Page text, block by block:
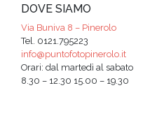
DOVE SIAMO
Via Buniva 8 – Pinerolo
Tel. 0121.795223
info@puntofotopinerolo.it
Orari: dal martedì al sabato
8.30 – 12.30 15.00 – 19.30